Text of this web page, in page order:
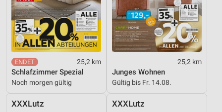
25,2 km
Schlafzimmer Spezial
Noch morgen gültig
25,2 km
Junges Wohnen
Gültig bis Fr. 14.08.
XXXLutz XXXLutz
Wir nutzen Ihre Daten für folgende Zwecke:
IAB-Verarbeitungszwecke:
Speichern von oder Zugriff auf Informationen
auf einem Endgerät
Verwendung reduzierter Daten zur Auswahl von
Werbeanzeigen
Erstellung von Profilen für personalisierte